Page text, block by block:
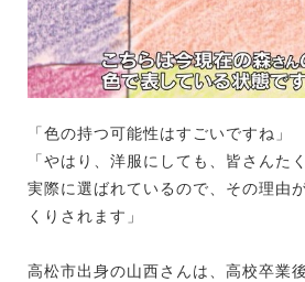
「色の持つ可能性はすごいですね」
「やはり、洋服にしても、皆さんた
実際に選ばれているので、その理由
くりされます」
高松市出身の山西さんは、高校卒業